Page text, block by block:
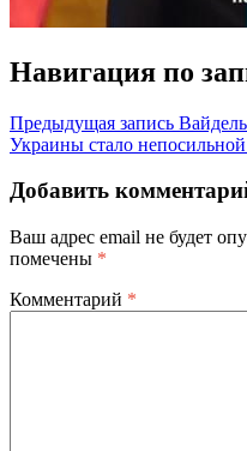
Навигация по
Предыдущая запись
Украины стало
Добавить
Ваш адрес email не будет
помечены *
Комментарий *